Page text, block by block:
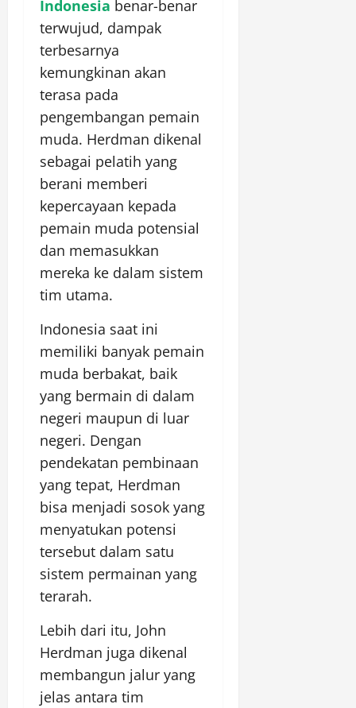
Indonesia benar-benar
terwujud, dampak
terbesarnya
kemungkinan akan
terasa pada
pengembangan pemain
muda. Herdman dikenal
sebagai pelatih yang
berani memberi
kepercayaan kepada
pemain muda potensial
dan memasukkan
mereka ke dalam sistem
tim utama.
Indonesia saat ini
memiliki banyak pemain
muda berbakat, baik
yang bermain di dalam
negeri maupun di luar
negeri. Dengan
pendekatan pembinaan
yang tepat, Herdman
bisa menjadi sosok yang
menyatukan potensi
tersebut dalam satu
sistem permainan yang
terarah.
Lebih dari itu, John
Herdman juga dikenal
membangun jalur yang
jelas antara tim